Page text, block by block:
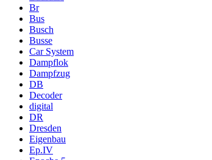
Br
Bus
Busch
Busse
Car System
Dampflok
Dampfzug
DB
Decoder
digital
DR
Dresden
Eigenbau
Ep.IV